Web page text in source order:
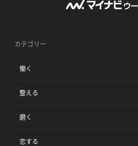
カテゴリー
働く
整える
磨く
恋する